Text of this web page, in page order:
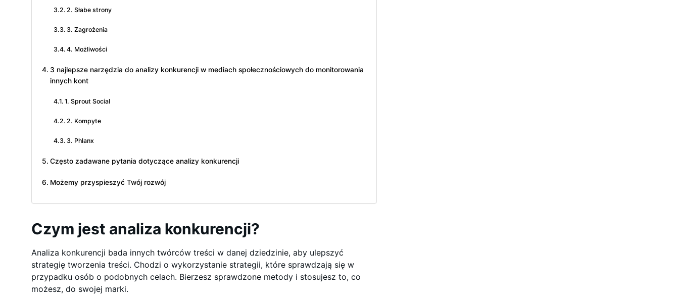
2. Słabe strony
3. Zagrożenia
4. Możliwości
3 najlepsze narzędzia do analizy konkurencji w mediach społecznościowych do monitorowania
innych kont
1. Sprout Social
2. Kompyte
3. Phlanx
Często zadawane pytania dotyczące analizy konkurencji
Możemy przyspieszyć Twój rozwój
Czym jest analiza konkurencji?
Analiza konkurencji bada innych twórców treści w danej dziedzinie, aby ulepszyć
strategię tworzenia treści. Chodzi o wykorzystanie strategii, które sprawdzają się w
przypadku osób o podobnych celach. Bierzesz sprawdzone metody i stosujesz to, co
możesz, do swojej marki.